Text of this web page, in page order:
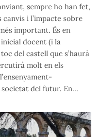
sempre ho han fet,
i l’impacte sobre
important. És en
docent (i la
del castell que s’haurà
molt en els
del futur. En…